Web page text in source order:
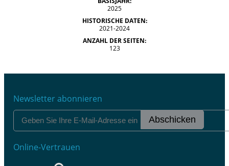
2025
HISTORISCHE DATEN:
2021-2024
ANZAHL DER SEITEN:
123
Newsletter abonnieren
Abschicken
Online-Vertrauen